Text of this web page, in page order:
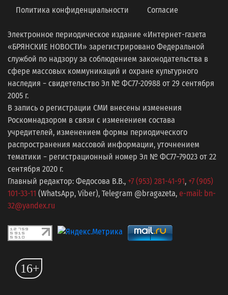
Политика конфиденциальности Согласие
Электронное периодическое издание «Интернет-газета
«БРЯНСКИЕ НОВОСТИ» зарегистрировано Федеральной
службой по надзору за соблюдением законодательства в
сфере массовых коммуникаций и охране культурного
наследия − свидетельство Эл № ФС77-20988 от 29 сентября
2005 г.
В запись о регистрации СМИ внесены изменения
Роскомнадзором в связи с изменением состава
учредителей, изменением формы периодического
распространения массовой информации, уточнением
тематики − регистрационный номер Эл № ФС77−79023 от 22
сентября 2020 г.
Главный редактор: Федосова В.В., +7 (953) 281-41-91, +7 (905)
101-33-11 (WhatsApp, Viber), Telegram @bragazeta, e-mail: bn-
32@yandex.ru
16+